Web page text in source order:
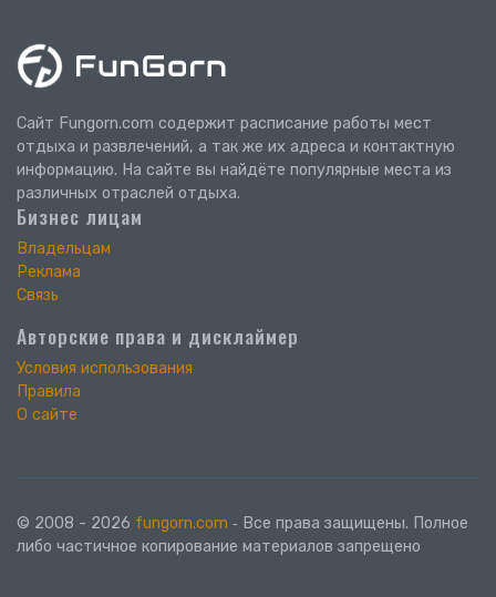
Сайт Fungorn.com содержит расписание работы мест
отдыха и развлечений, а так же их адреса и контактную
информацию. На сайте вы найдёте популярные места из
различных отраслей отдыха.
Бизнес лицам
Владельцам
Реклама
Связь
Авторские права и дисклаймер
Условия использования
Правила
О сайте
© 2008 - 2026 fungorn.com ‐ Все права защищены. Полное
либо частичное копирование материалов запрещено